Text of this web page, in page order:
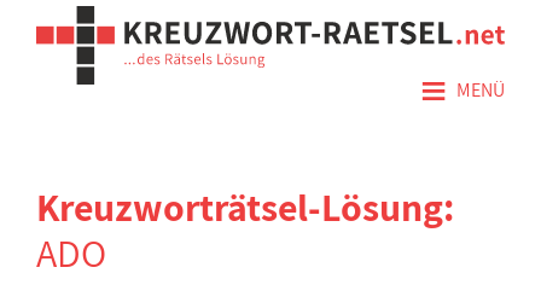
≡ MENÜ
Kreuzworträtsel-Lösung:
ADO